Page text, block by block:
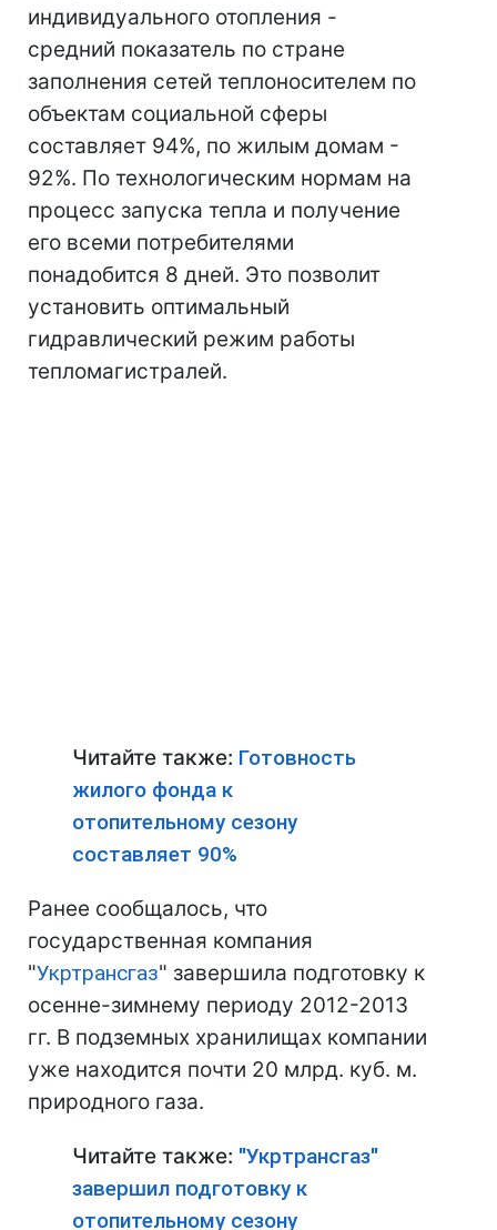
индивидуального отопления -
средний показатель по стране
заполнения сетей теплоносителем по
объектам социальной сферы
составляет 94%, по жилым домам -
92%. По технологическим нормам на
процесс запуска тепла и получение
его всеми потребителями
понадобится 8 дней. Это позволит
установить оптимальный
гидравлический режим работы
тепломагистралей.
Читайте также: Готовность
жилого фонда к
отопительному сезону
составляет 90%
Ранее сообщалось, что
государственная компания
"Укртрансгаз" завершила подготовку к
осенне-зимнему периоду 2012-2013
гг. В подземных хранилищах компании
уже находится почти 20 млрд. куб. м.
природного газа.
Читайте также: "Укртрансгаз"
завершил подготовку к
отопительному сезону